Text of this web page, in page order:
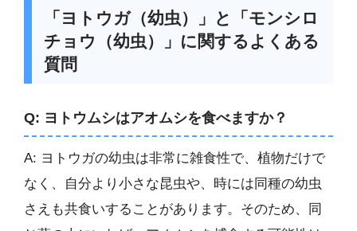
「ヨトウガ（幼虫）」と「モンシロ
チョウ（幼虫）」に関するよくある
質問
Q: ヨトウムシはアオムシを食べますか？
A: ヨトウガの幼虫は非常に雑食性で、植物だけで
なく、自分より小さな昆虫や、時には同種の幼虫
さえも共食いすることがあります。そのため、同